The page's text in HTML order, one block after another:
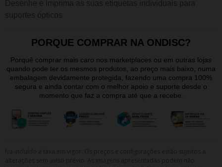
PORQUE COMPRAR NA ONDISC?
Porquê comprar mais caro nos marketplaces ou em outras lojas
quando pode ter os mesmos produtos, ao preço mais baixo, numa
embalagem devidamente protegida, fazendo uma compra 100%
segura e ainda contar com o melhor apoio e suporte desde o
momento que faz a compra até que a recebe.